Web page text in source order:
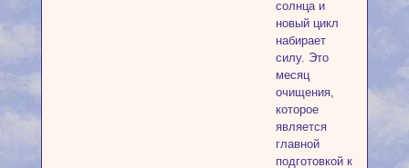
солнца и
новый цикл
набирает
силу. Это
месяц
очищения,
которое
является
главной
подготовкой к